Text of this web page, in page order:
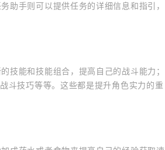
助手则可以提供任务的详细信息和指引，
技能和技能组合，提高自己的战斗能力；
斗技巧等等。这些都是提升角色实力的重